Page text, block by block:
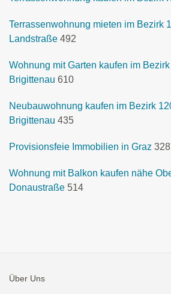
Terrassenwohnung mieten im Bezirk
Landstraße 492
Wohnung mit Garten kaufen im
Brigittenau 610
Neubauwohnung kaufen im Bezirk
Brigittenau 435
Provisionsfeie Immobilien in Graz
Wohnung mit Balkon kaufen nähe
Donaustraße 514
Über Uns